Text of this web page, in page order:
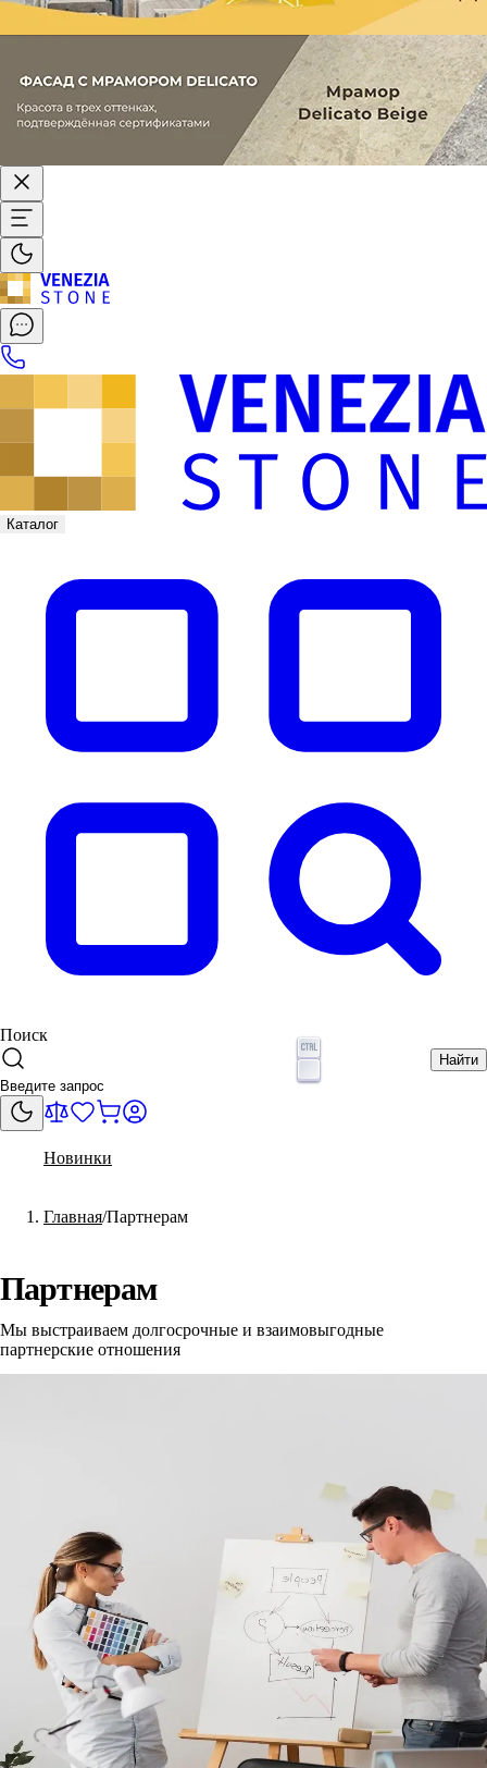
Каталог
Поиск
Найти
Новинки
Главная Партнерам
Партнерам
Мы выстраиваем долгосрочные и взаимовыгодные
партнерские отношения